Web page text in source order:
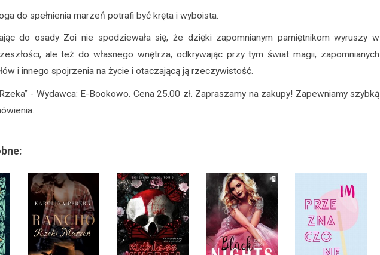
do spełnienia marzeń potrafi być kręta i wyboista.
do osady Zoi nie spodziewała się, że dzięki zapomnianym pamiętnikom wyruszy w
ale też do własnego wnętrza, odkrywając przy tym świat magii, zapomnianych
i innego spojrzenia na życie i otaczającą ją rzeczywistość.
- Wydawca: E-Bookowo. Cena 25.00 zł. Zapraszamy na zakupy! Zapewniamy szybką